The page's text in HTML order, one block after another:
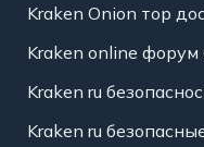
Kraken Onion тор
Kraken online
Kraken ru
Kraken ru